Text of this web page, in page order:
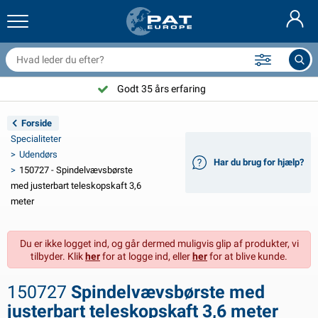
& tilbehør
udstyr til trailer
Belysning
Belysning Aspöck
belysning for tilhengere
indvendig
& solprodukter
& 24V tilbehør
& autocamper udvendig
& bobil invendig
til gas
tilbehør
og beslag
og sjækler
og vedligeholdelse
covers og tilbehør
Brandslukker & brandtæpper
produkter
Nederlands
Deutsch
English
Français
Svenska
Norsk
Suomalainen
Godt 35 års erfaring
Forside
Specialiteter
Udendørs
150727 - Spindelvævsbørste
med justerbart teleskopskaft 3,6
meter
Har du brug for hjælp?
Du er ikke logget ind, og går dermed muligvis glip af produkter, vi
tilbyder. Klikherfor at logge ind, ellerherfor at blive kunde.
150727 Spindelvævsbørste med
justerbart teleskopskaft 3,6 meter